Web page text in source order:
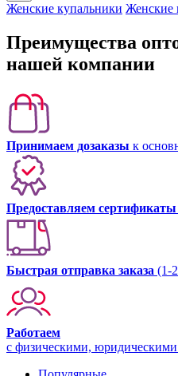
Женские купальники Женские
Преимущества
нашей компании
Принимаем дозаказы к
Предоставляем сертификаты
Быстрая отправка заказа (1-
Работаем
с физическими,